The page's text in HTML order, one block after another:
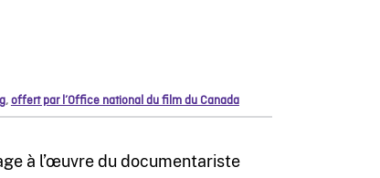
,offert par l’Office national du film du Canada
à l’œuvre du documentariste